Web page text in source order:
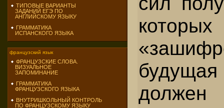
ТИПОВЫЕ ВАРИАНТЫ
ЗАДАНИЙ ЕГЭ ПО
АНГЛИЙСКОМУ ЯЗЫКУ
ГРАММАТИКА
ИСПАНСКОГО ЯЗЫКА
французский язык
ФРАНЦУЗСКИЕ СЛОВА.
ВИЗУАЛЬНОЕ
ЗАПОМИНАНИЕ
ГРАММАТИКА
ФРАНЦУЗСКОГО ЯЗЫКА
ВНУТРИШКОЛЬНЫЙ КОНТРОЛЬ
ПО ФРАНЦУЗСКОМУ ЯЗЫКУ
которых
должен